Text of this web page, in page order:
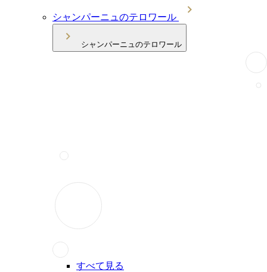
シャンパーニュのテロワール
シャンパーニュのテロワール
すべて見る